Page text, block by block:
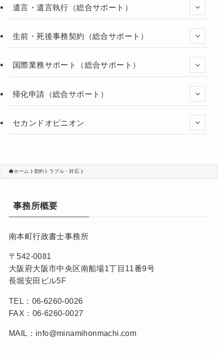
遺言・遺言執行（総合サポート）
生前・死後事務契約（総合サポート）
国際業務サポート（総合サポート）
帰化申請（総合サポート）
セカンドオピニオン
ホーム 契約トラブル・対応
事務所概要
南本町行政書士事務所
〒542-0081
大阪府大阪市中央区南船場1丁目11番9号
長堀安田ビル5F
TEL：06-6260-0026
FAX：06-6260-0027
MAIL：info@minamihonmachi.com